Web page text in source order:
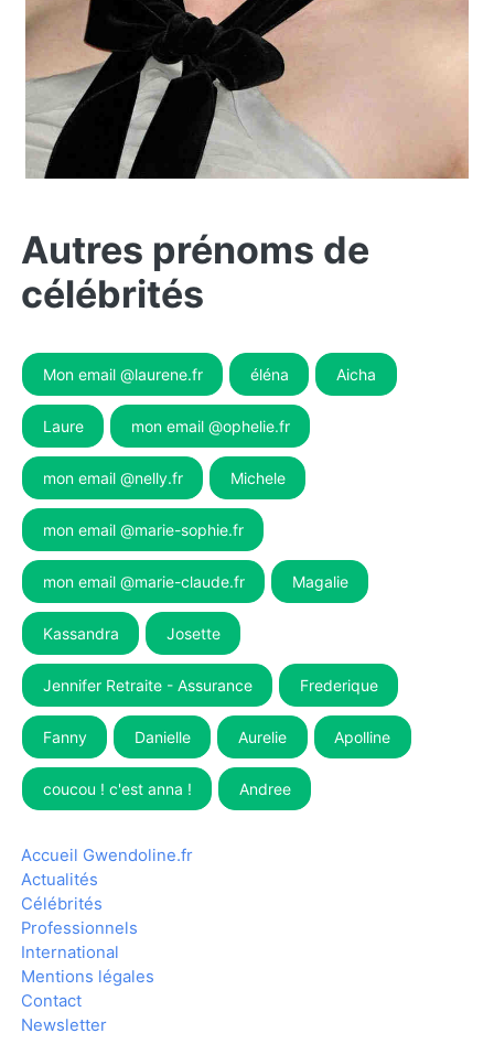
Autres prénoms de
célébrités
Mon email @laurene.fr éléna Aicha
Laure mon email @ophelie.fr
mon email @nelly.fr Michele
mon email @marie-sophie.fr
mon email @marie-claude.fr Magalie
Kassandra Josette
Jennifer Retraite - Assurance Frederique
Fanny Danielle Aurelie Apolline
coucou ! c'est anna ! Andree
Accueil Gwendoline.fr
Actualités
Célébrités
Professionnels
International
Mentions légales
Contact
Newsletter